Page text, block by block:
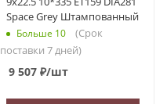
Space Grey Штампованный
Больше 10
(Срок
поставки 7 дней)
9 507₽/шт